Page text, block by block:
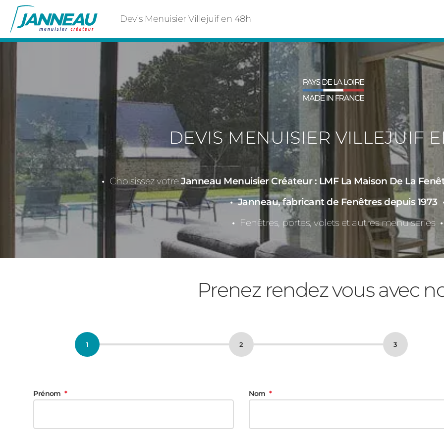
Devis Menuisier Villejuif en 48h
DEVIS MENUISIER VILLEJUIF
Choisissez votreJanneau Menuisier Créateur : LMF La Maison De La
Janneau, fabricant de Fenêtres depuis 1973
Fenêtres, portes, volets et autres menuiseries
Prenez rendez vous avec
Prénom Nom